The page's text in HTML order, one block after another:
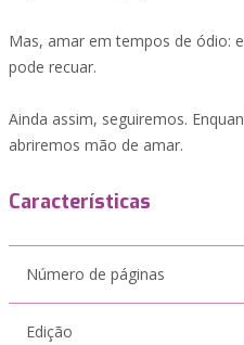
Mas, amar em tempos de ódio:
pode recuar.
Ainda assim, seguiremos.
abriremos mão de amar.
Características
Número de páginas
Edição